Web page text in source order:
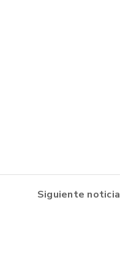
Siguiente noticia